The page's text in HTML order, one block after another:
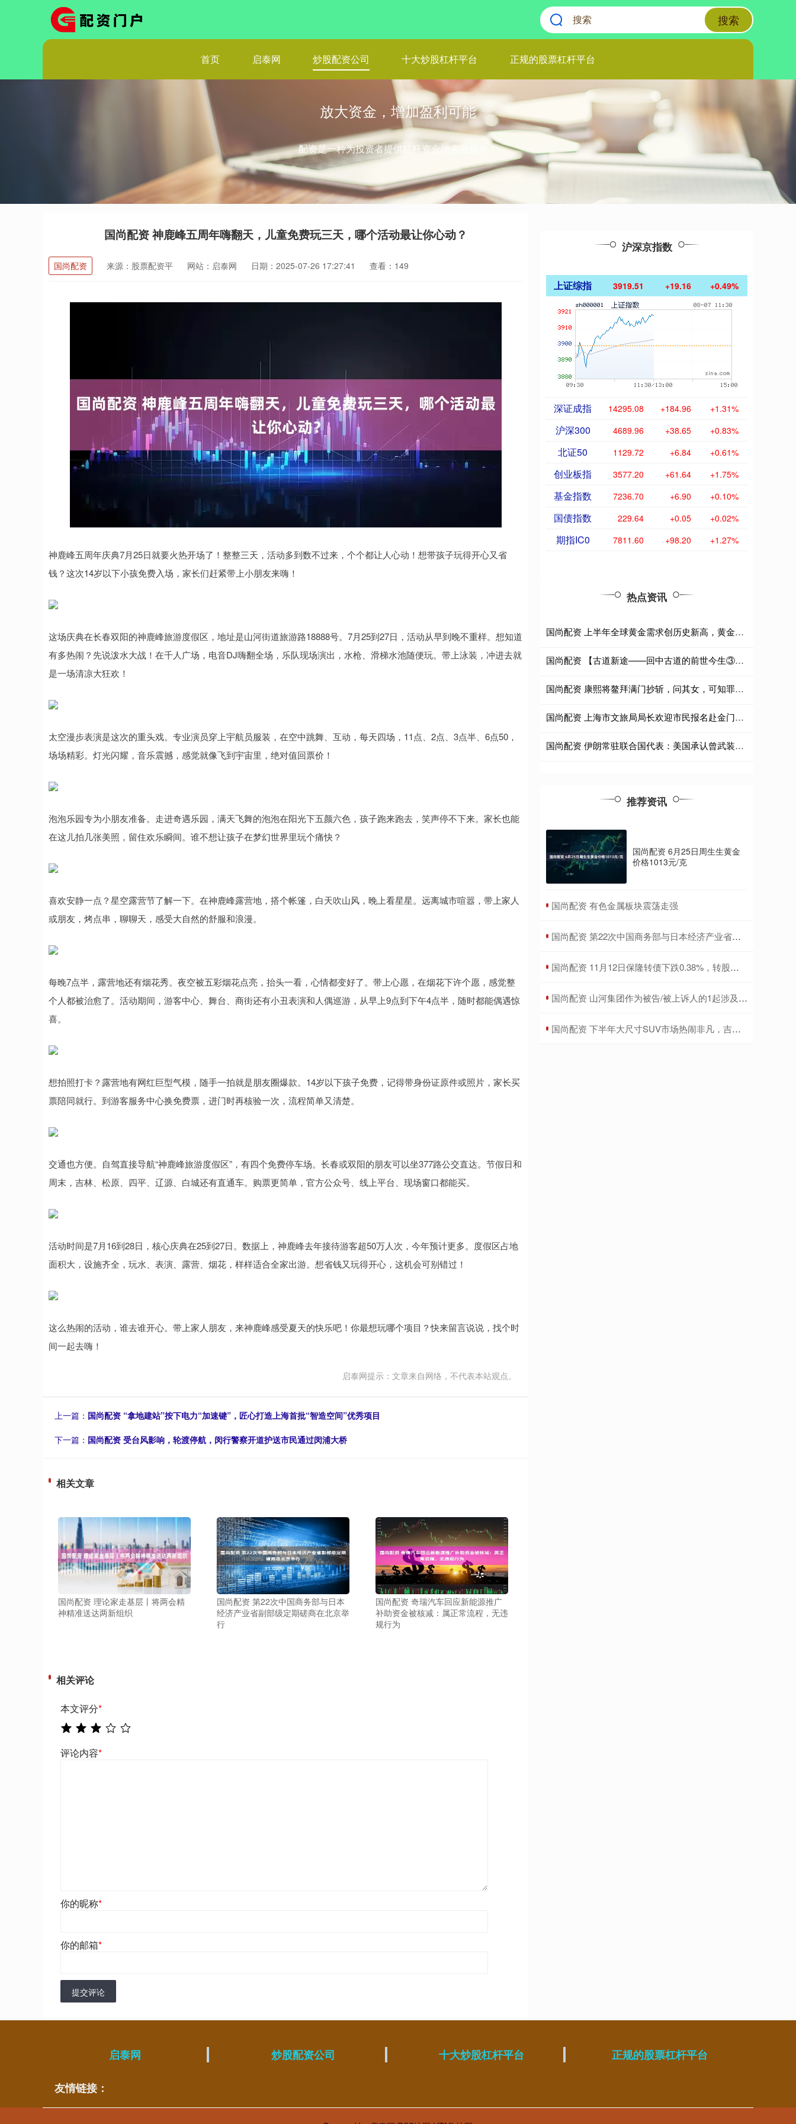
搜索
首页 启泰网 炒股配资公司 十大炒股杠杆平台 正规的股票杠杆平台
放大资金，增加盈利可能
配资是一种为投资者提供杠杆资金的金融服务！
国尚配资 神鹿峰五周年嗨翻天，儿童免费玩三天，哪个活动最让你心动？
国尚配资 来源：股票配资平 网站：启泰网 日期：2025-07-26 17:27:41 查看：149
神鹿峰五周年庆典7月25日就要火热开场了！整整三天，活动多到数不过来，个个都让人心动！想带孩子玩得开心又省
钱？这次14岁以下小孩免费入场，家长们赶紧带上小朋友来嗨！
这场庆典在长春双阳的神鹿峰旅游度假区，地址是山河街道旅游路18888号。7月25到27日，活动从早到晚不重样。想知道
有多热闹？先说泼水大战！在千人广场，电音DJ嗨翻全场，乐队现场演出，水枪、滑梯水池随便玩。带上泳装，冲进去就
是一场清凉大狂欢！
太空漫步表演是这次的重头戏。专业演员穿上宇航员服装，在空中跳舞、互动，每天四场，11点、2点、3点半、6点50，
场场精彩。灯光闪耀，音乐震撼，感觉就像飞到宇宙里，绝对值回票价！
泡泡乐园专为小朋友准备。走进奇遇乐园，满天飞舞的泡泡在阳光下五颜六色，孩子跑来跑去，笑声停不下来。家长也能
在这儿拍几张美照，留住欢乐瞬间。谁不想让孩子在梦幻世界里玩个痛快？
喜欢安静一点？星空露营节了解一下。在神鹿峰露营地，搭个帐篷，白天吹山风，晚上看星星。远离城市喧嚣，带上家人
或朋友，烤点串，聊聊天，感受大自然的舒服和浪漫。
每晚7点半，露营地还有烟花秀。夜空被五彩烟花点亮，抬头一看，心情都变好了。带上心愿，在烟花下许个愿，感觉整
个人都被治愈了。活动期间，游客中心、舞台、商街还有小丑表演和人偶巡游，从早上9点到下午4点半，随时都能偶遇惊
喜。
想拍照打卡？露营地有网红巨型气模，随手一拍就是朋友圈爆款。14岁以下孩子免费，记得带身份证原件或照片，家长买
票陪同就行。到游客服务中心换免费票，进门时再核验一次，流程简单又清楚。
交通也方便。自驾直接导航“神鹿峰旅游度假区”，有四个免费停车场。长春或双阳的朋友可以坐377路公交直达。节假日和
周末，吉林、松原、四平、辽源、白城还有直通车。购票更简单，官方公众号、线上平台、现场窗口都能买。
活动时间是7月16到28日，核心庆典在25到27日。数据上，神鹿峰去年接待游客超50万人次，今年预计更多。度假区占地
面积大，设施齐全，玩水、表演、露营、烟花，样样适合全家出游。想省钱又玩得开心，这机会可别错过！
这么热闹的活动，谁去谁开心。带上家人朋友，来神鹿峰感受夏天的快乐吧！你最想玩哪个项目？快来留言说说，找个时
间一起去嗨！
启泰网提示：文章来自网络，不代表本站观点。
上一篇： 国尚配资 “拿地建站”按下电力“加速键”，匠心打造上海首批“智造空间”优秀项目
下一篇： 国尚配资 受台风影响，轮渡停航，闵行警察开道护送市民通过闵浦大桥
相关文章
国尚配资 理论家走基层丨将两会精
神精准送达两新组织
国尚配资 第22次中国商务部与日本
经济产业省副部级定期磋商在北京举
行
国尚配资 奇瑞汽车回应新能源推广
补助资金被核减：属正常流程，无违
规行为
相关评论
本文评分*
评论内容*
你的昵称*
你的邮箱*
提交评论
沪深京指数
上证综指 3919.51 +19.16 +0.49%
深证成指 14295.08 +184.96 +1.31%
沪深300 4689.96 +38.65 +0.83%
北证50 1129.72 +6.84 +0.61%
创业板指 3577.20 +61.64 +1.75%
基金指数 7236.70 +6.90 +0.10%
国债指数 229.64 +0.05 +0.02%
期指IC0 7811.60 +98.20 +1.27%
热点资讯
国尚配资 上半年全球黄金需求创历史新高，黄金股ETF华夏(159562)涨近4%
国尚配资 【古道新途——回中古道的前世今生③】泾渭分明处，帝王西顾时（回中古道政治军事志）
国尚配资 康熙将鳌拜满门抄斩，问其女，可知罪？女孩反问后，当场脸色大变
国尚配资 上海市文旅局局长欢迎市民报名赴金门、马祖旅游
国尚配资 伊朗常驻联合国代表：美国承认曾武装伊朗反对派团体
推荐资讯
国尚配资 6月25日周生生黄金
价格1013元/克
​国尚配资 有色金属板块震荡走强
​国尚配资 第22次中国商务部与日本经济产业省副部级定期磋商在北京举行
​国尚配资 11月12日保隆转债下跌0.38%，转股溢价率40.04%
​国尚配资 山河集团作为被告/被上诉人的1起涉及买卖合同纠纷的诉讼将于2025年7月15日开庭
​国尚配资 下半年大尺寸SUV市场热闹非凡，吉利比亚迪领衔登场
启泰网 炒股配资公司 十大炒股杠杆平台 正规的股票杠杆平台
友情链接：